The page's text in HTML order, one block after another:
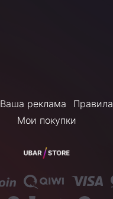
Ваша реклама Правила
Мои покупки